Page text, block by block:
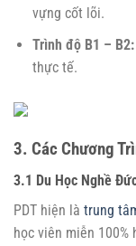
vựng cốt lõi.
Trình độ B1 – B2:
thực tế.
3. Các Chương
3.1 Du Học Nghề
PDT hiện là trung
học viên miễn